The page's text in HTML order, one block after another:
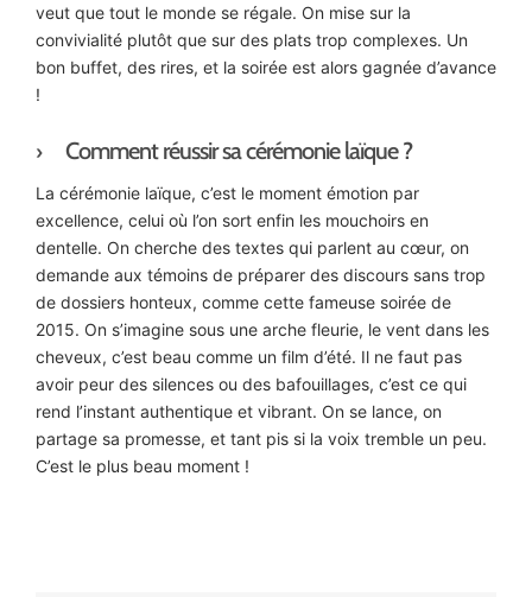
veut que tout le monde se régale. On mise sur la
convivialité plutôt que sur des plats trop complexes. Un
bon buffet, des rires, et la soirée est alors gagnée d’avance
!
Comment réussir sa cérémonie laïque ?
La cérémonie laïque, c’est le moment émotion par
excellence, celui où l’on sort enfin les mouchoirs en
dentelle. On cherche des textes qui parlent au cœur, on
demande aux témoins de préparer des discours sans trop
de dossiers honteux, comme cette fameuse soirée de
2015. On s’imagine sous une arche fleurie, le vent dans les
cheveux, c’est beau comme un film d’été. Il ne faut pas
avoir peur des silences ou des bafouillages, c’est ce qui
rend l’instant authentique et vibrant. On se lance, on
partage sa promesse, et tant pis si la voix tremble un peu.
C’est le plus beau moment !